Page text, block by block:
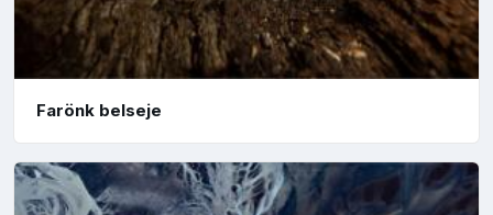
Farönk belseje